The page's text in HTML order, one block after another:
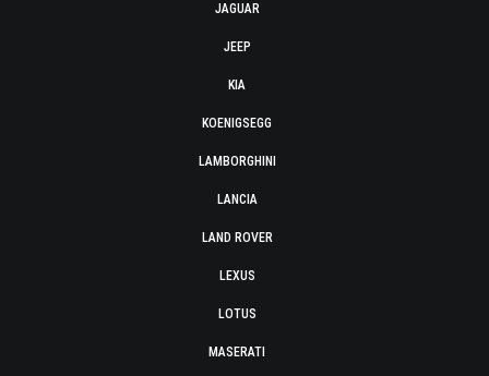
JAGUAR
JEEP
KIA
KOENIGSEGG
LAMBORGHINI
LANCIA
LAND ROVER
LEXUS
LOTUS
MASERATI